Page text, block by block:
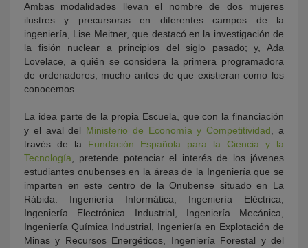
Ambas modalidades llevan el nombre de dos mujeres
ilustres y precursoras en diferentes campos de la
ingeniería, Lise Meitner, que destacó en la investigación de
la fisión nuclear a principios del siglo pasado; y, Ada
Lovelace, a quién se considera la primera programadora
de ordenadores, mucho antes de que existieran como los
conocemos.
La idea parte de la propia Escuela, que con la financiación
y el aval del Ministerio de Economía y Competitividad , a
través de la Fundación Española para la Ciencia y la
Tecnología , pretende potenciar el interés de los jóvenes
estudiantes onubenses en la áreas de la Ingeniería que se
imparten en este centro de la Onubense situado en La
Rábida: Ingeniería Informática, Ingeniería Eléctrica,
Ingeniería Electrónica Industrial, Ingeniería Mecánica,
Ingeniería Química Industrial, Ingeniería en Explotación de
Minas y Recursos Energéticos, Ingeniería Forestal y del